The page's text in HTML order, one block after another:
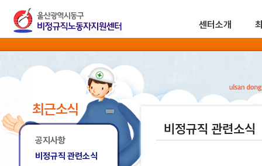
센터소개
최근소식
공지사항
비정규직 관련소식
비정규직 관련소식